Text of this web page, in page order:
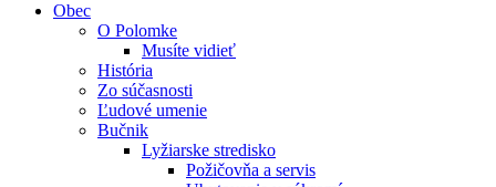
Obec
O Polomke
Musíte vidieť
História
Zo súčasnosti
Ľudové umenie
Bučnik
Lyžiarske stredisko
Požičovňa a servis